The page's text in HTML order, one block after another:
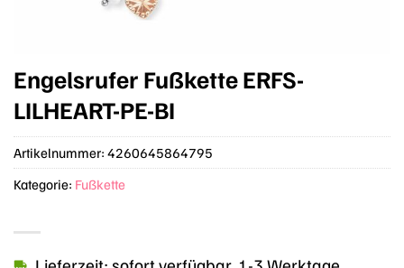
Engelsrufer Fußkette ERFS-
LILHEART-PE-BI
Artikelnummer: 4260645864795
Kategorie: Fußkette